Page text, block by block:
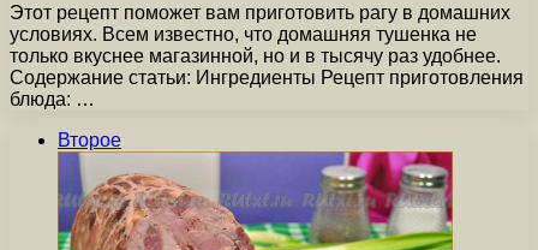
Этот рецепт поможет вам приготовить рагу в домашних
условиях. Всем известно, что домашняя тушенка не
только вкуснее магазинной, но и в тысячу раз удобнее.
Содержание статьи: Ингредиенты Рецепт приготовления
блюда: …
Второе